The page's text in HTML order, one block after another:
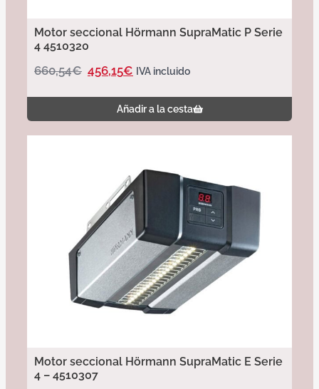
Motor seccional Hörmann SupraMatic P Serie
4 4510320
660,54€ 456,15€ IVA incluido
Añadir a la cesta
Motor seccional Hörmann SupraMatic E Serie
4 – 4510307